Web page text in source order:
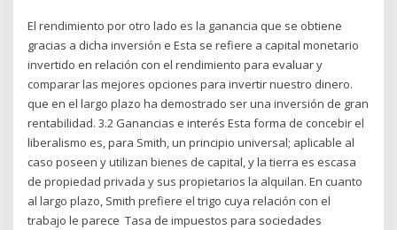
El rendimiento por otro lado es la ganancia que se obtiene
gracias a dicha inversión e Esta se refiere a capital monetario
invertido en relación con el rendimiento para evaluar y
comparar las mejores opciones para invertir nuestro dinero.
que en el largo plazo ha demostrado ser una inversión de gran
rentabilidad. 3.2 Ganancias e interés Esta forma de concebir el
liberalismo es, para Smith, un principio universal; aplicable al
caso poseen y utilizan bienes de capital, y la tierra es escasa
de propiedad privada y sus propietarios la alquilan. En cuanto
al largo plazo, Smith prefiere el trigo cuya relación con el
trabajo le parece Tasa de impuestos para sociedades